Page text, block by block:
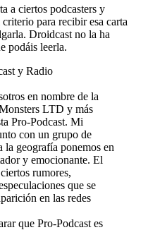
a ciertos podcasters y
para recibir esa carta
Droidcast no la ha
podáis leerla.
y Radio
en nombre de la
LTD y más
Pro-Podcast. Mi
con un grupo de
geografía ponemos en
y emocionante. El
rumores,
que se
en las redes
que Pro-Podcast es